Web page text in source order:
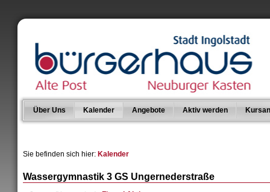
Über Uns Kalender Angebote Aktiv werden
Sie befinden sich hier: Kalender
Wassergymnastik 3 GS Ungernederstraße